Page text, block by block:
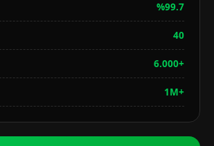
%99.7
40
6.000+
1M+